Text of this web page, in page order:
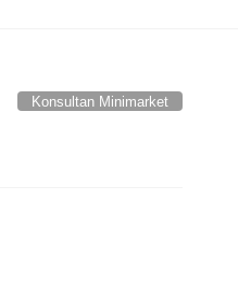
Konsultan Minimarket